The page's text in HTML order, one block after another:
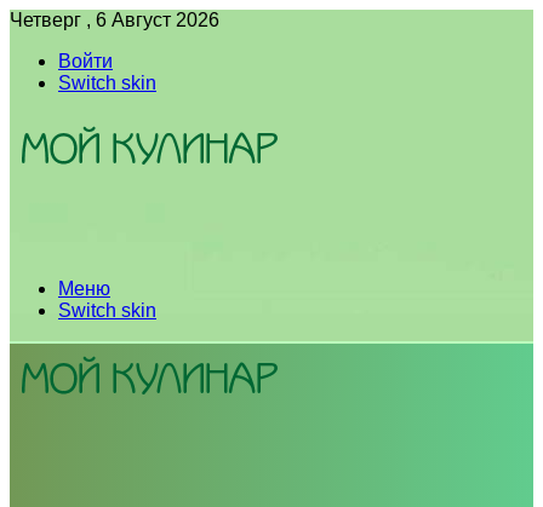
Четверг , 6 Август 2026
Войти
Switch skin
Меню
Switch skin